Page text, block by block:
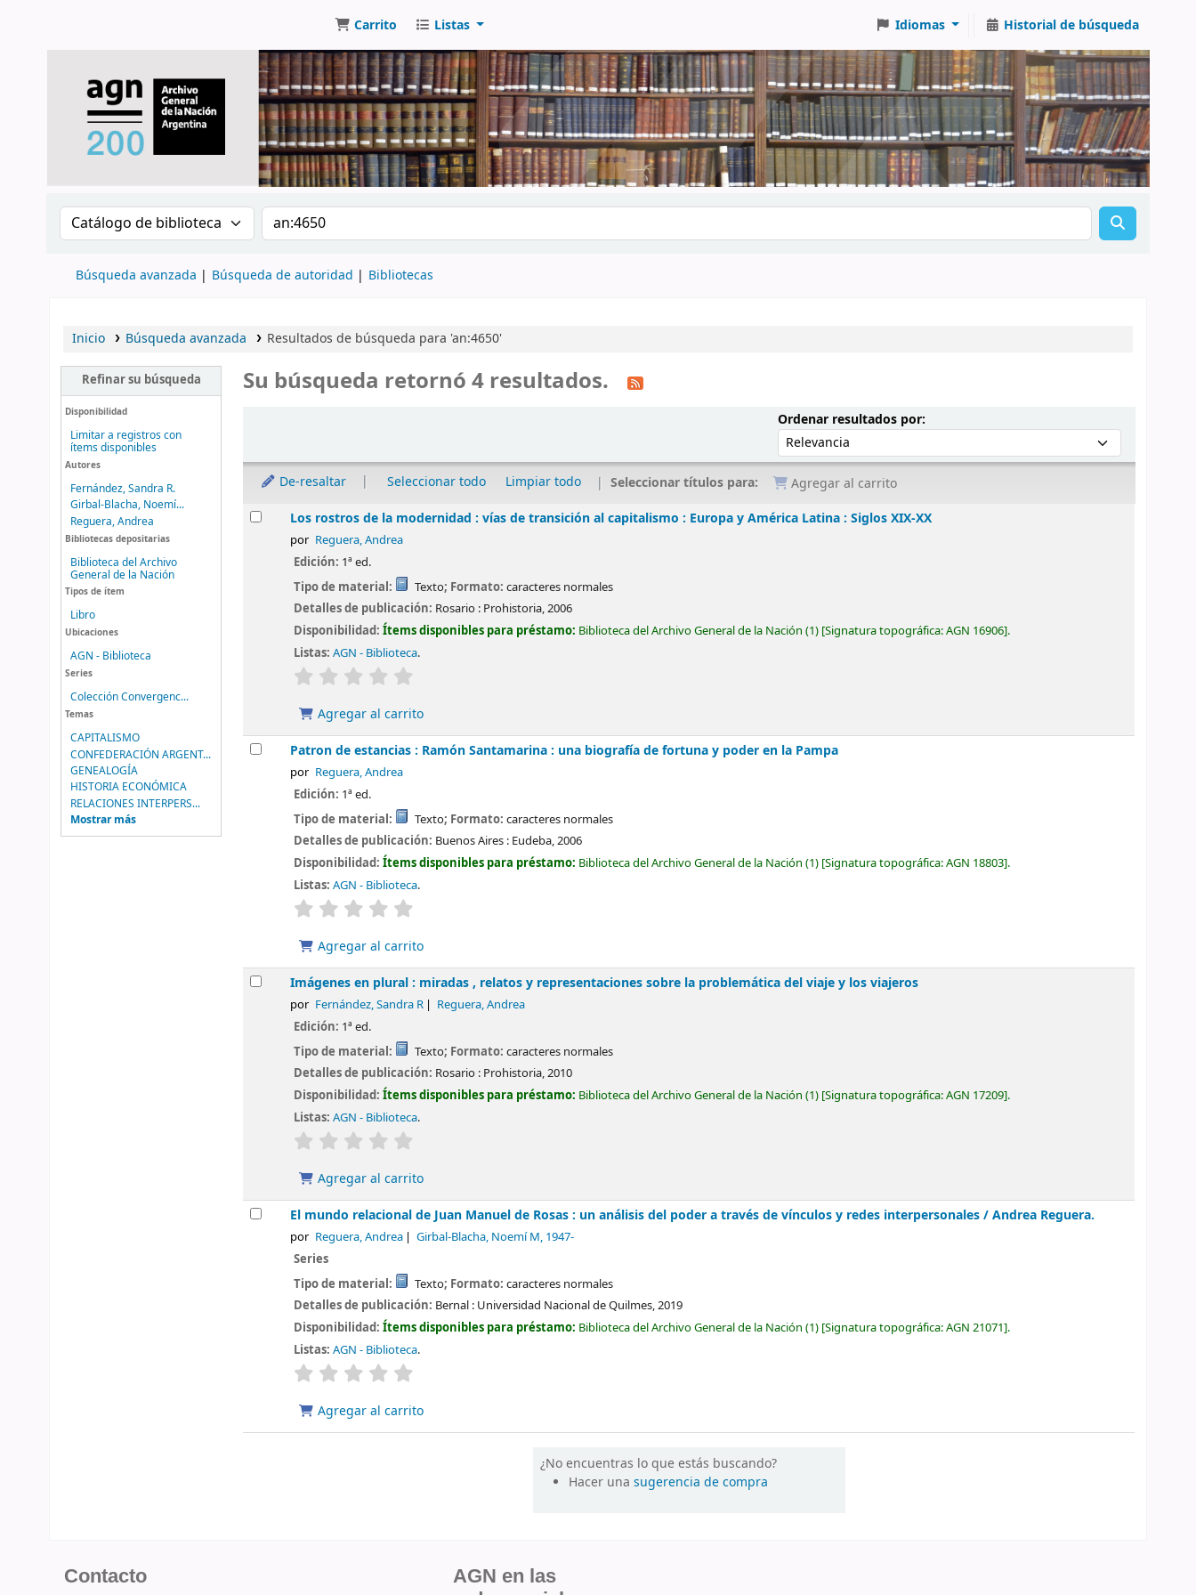
Carrito Listas Idiomas Historial de búsqueda
Buscar en el catálogo por: Buscar en el catálogo
Búsqueda avanzada Búsqueda de autoridad Bibliotecas
Inicio Búsqueda avanzada Resultados de búsqueda para 'an:4650'
Refinar su búsqueda
Disponibilidad
Limitar a registros con
ítems disponibles
Autores
Fernández, Sandra R.
Girbal-Blacha, Noemí...
Reguera, Andrea
Bibliotecas depositarias
Biblioteca del Archivo
General de la Nación
Tipos de ítem
Libro
Ubicaciones
AGN - Biblioteca
Series
Colección Convergenc...
Temas
CAPITALISMO
CONFEDERACIÓN ARGENT...
GENEALOGÍA
HISTORIA ECONÓMICA
RELACIONES INTERPERS...
Mostrar más
Su búsqueda retornó 4 resultados.
Ordenar resultados por:Ordenar por:
De-resaltar Seleccionar todo Limpiar todo Seleccionar títulos para:
Agregar al carrito
ResultadosLos rostros de la modernidad : vías de transición al capitalismo : Europa y América Latina : Siglos XIX-XX
por Reguera, Andrea
Edición: 1ª ed.
Tipo de material:
Texto; Formato: caracteres normales
Detalles de publicación: Rosario : Prohistoria,2006
Disponibilidad:Ítems disponibles para préstamo: Biblioteca del Archivo General de la Nación (1) Signatura topográfica:AGN 16906 .
Listas: AGN - Biblioteca.
valoración
Agregar al carrito
Patron de estancias : Ramón Santamarina : una biografía de fortuna y poder en la Pampa
por Reguera, Andrea
Edición: 1ª ed.
Tipo de material:
Texto; Formato: caracteres normales
Detalles de publicación: Buenos Aires : Eudeba,2006
Disponibilidad:Ítems disponibles para préstamo: Biblioteca del Archivo General de la Nación (1) Signatura topográfica:AGN 18803 .
Listas: AGN - Biblioteca.
valoración
Agregar al carrito
Imágenes en plural : miradas , relatos y representaciones sobre la problemática del viaje y los viajeros
por Fernández, Sandra R Reguera, Andrea
Edición: 1ª ed.
Tipo de material:
Texto; Formato: caracteres normales
Detalles de publicación: Rosario : Prohistoria,2010
Disponibilidad:Ítems disponibles para préstamo: Biblioteca del Archivo General de la Nación (1) Signatura topográfica:AGN 17209 .
Listas: AGN - Biblioteca.
valoración
Agregar al carrito
El mundo relacional de Juan Manuel de Rosas : un análisis del poder a través de vínculos y redes interpersonales /Andrea Reguera.
por Reguera, Andrea Girbal-Blacha, Noemí M, 1947-
Series
Tipo de material:
Texto; Formato: caracteres normales
Detalles de publicación: Bernal : Universidad Nacional de Quilmes,2019
Disponibilidad:Ítems disponibles para préstamo: Biblioteca del Archivo General de la Nación (1) Signatura topográfica:AGN 21071 .
Listas: AGN - Biblioteca.
valoración
Agregar al carrito
¿No encuentras lo que estás buscando?
Hacer unasugerencia de compra
Contacto
AGN en las